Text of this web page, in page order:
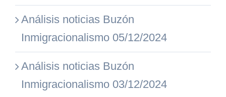
Análisis noticias Buzón
Inmigracionalismo 05/12/2024
Análisis noticias Buzón
Inmigracionalismo 03/12/2024